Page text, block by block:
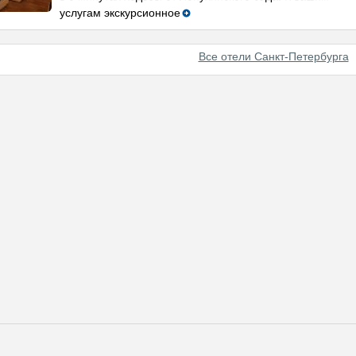
услугам экскурсионное
Все отели Санкт-Петербурга